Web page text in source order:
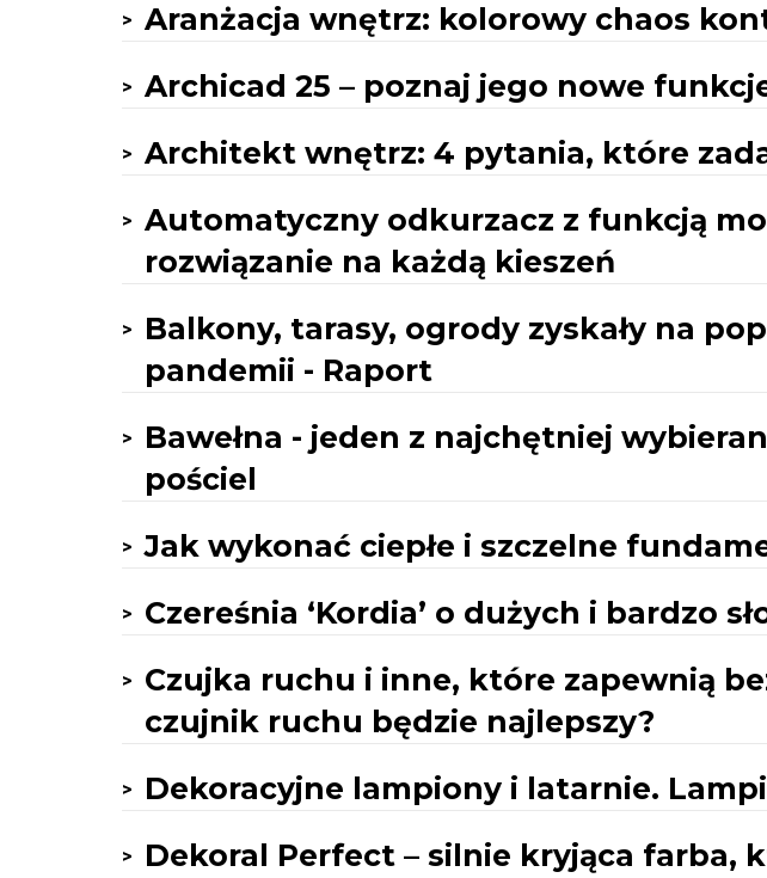
Aranżacja wnętrz: kolorowy chaos
Archicad 25 – poznaj jego nowe
Architekt wnętrz: 4 pytania, które
Automatyczny odkurzacz z funkcją
rozwiązanie na każdą kieszeń
Balkony, tarasy, ogrody zyskały na
pandemii - Raport
Bawełna - jeden z najchętniej
pościel
Jak wykonać ciepłe i szczelne
Czereśnia ‘Kordia’ o dużych i bardzo
Czujka ruchu i inne, które zapewnią
czujnik ruchu będzie najlepszy?
Dekoracyjne lampiony i latarnie.
Dekoral Perfect – silnie kryjąca farba,